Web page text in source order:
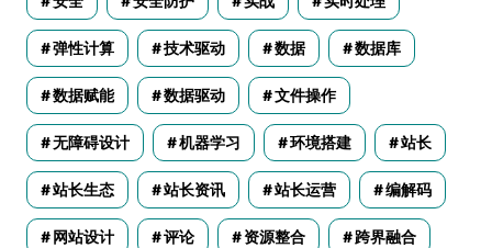
弹性计算 技术驱动 数据 数据库
数据赋能 数据驱动 文件操作
无障碍设计 机器学习 环境搭建 站长
站长生态 站长资讯 站长运营 编解码
网站设计 评论 资源整合 跨界融合